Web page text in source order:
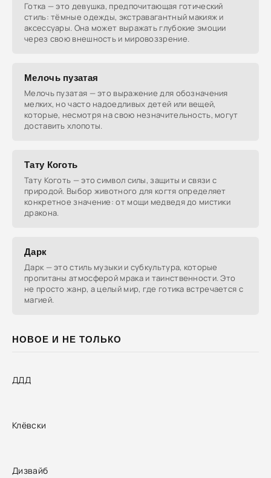
НОВОЕ И НЕ ТОЛЬКО
ДДД
Клёвски
Дизвайб
Готка — это девушка, предпочитающая готический
стиль: тёмные одежды, экстравагантный макияж и
аксессуары. Она может выражать глубокие эмоции
через свою внешность и мировоззрение.
Мелочь пузатая
Мелочь пузатая — это выражение для обозначения
мелких, но часто надоедливых детей или вещей,
которые, несмотря на свою незначительность, могут
доставить хлопоты.
Тату Коготь
Тату Коготь — это символ силы, защиты и связи с
природой. Выбор животного для когтя определяет
конкретное значение: от мощи медведя до мистики
дракона.
Дарк
Дарк — это стиль музыки и субкультура, которые
пропитаны атмосферой мрака и таинственности. Это
не просто жанр, а целый мир, где готика встречается с
магией.